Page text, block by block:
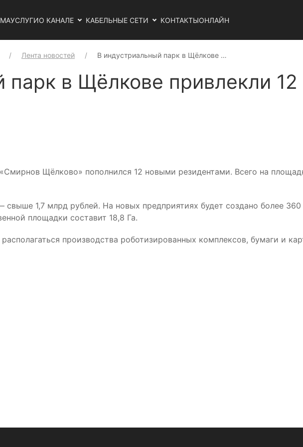
УСЛУГИО КАНАЛЕ КАБЕЛЬНЫЕ СЕТИ КОНТАКТЫОНЛАЙН
Лента новостей В индустриальный парк в Щёлкове …
парк в Щёлкове привлекли
Щёлково» пополнился 12 новыми резидентами. Всего на
1,7 млрд рублей. На новых предприятиях будет создано более
площадки составит 18,8 Га.
производства роботизированных комплексов, бумаги и